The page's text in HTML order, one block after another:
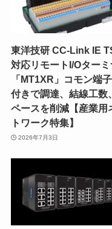
東洋技研 CC-Link IE
対応リモートI/Oター
「MT1XR」コモン端
付きで調達、結線工数
ペースを削減【産業用
トワーク特集】
2026年7月3日